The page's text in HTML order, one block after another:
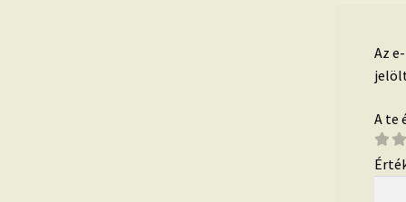
Az
A te